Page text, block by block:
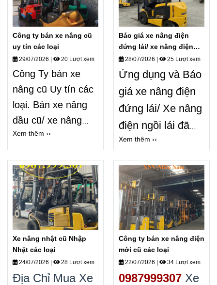
sửa chữa xe nâng
chuyên nghiệp
trên Toàn quốc
nâng hàng các
loại UY tín giá tốt
.
Công ty bán xe nâng cũ
uy tín các loại
29/07/2026 20 Lượt xem
Công Ty bán xe
nâng cũ Uy tín các
loại. Bán xe nâng
dầu cũ/ xe nâng
điện cũ/ xe nâng
gas cũ Gía rẻ toàn
quốc. Liên hệ
0987999307 Ms
Trang.
Xem thêm ››
Báo giá xe nâng điện
đứng lái/ xe nâng điện
ngồi lái 0987999307
28/07/2026 25 Lượt xem
Ứng dụng và Báo
giá xe nâng điện
đứng lái/ Xe nâng
điện ngồi lái đã
qua sử dụng.
0987.999.307Bán
xe nâng điện đã
qua sử dụng các
loại Nhập Nhật
Gía tốt.
Xem thêm ››
Xe nâng nhật cũ Nhập
Nhật các loại
24/07/2026 | 28 Lượt xem
Địa Chỉ Mua Xe
Công ty bán xe nâng điện
mới cũ các loại
22/07/2026 | 34 Lượt xem
0987999307 Xe